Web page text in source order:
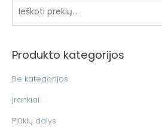
k
i
Produkto kategorijos
Be kategorijos
Įrankiai
Pjūklų dalys